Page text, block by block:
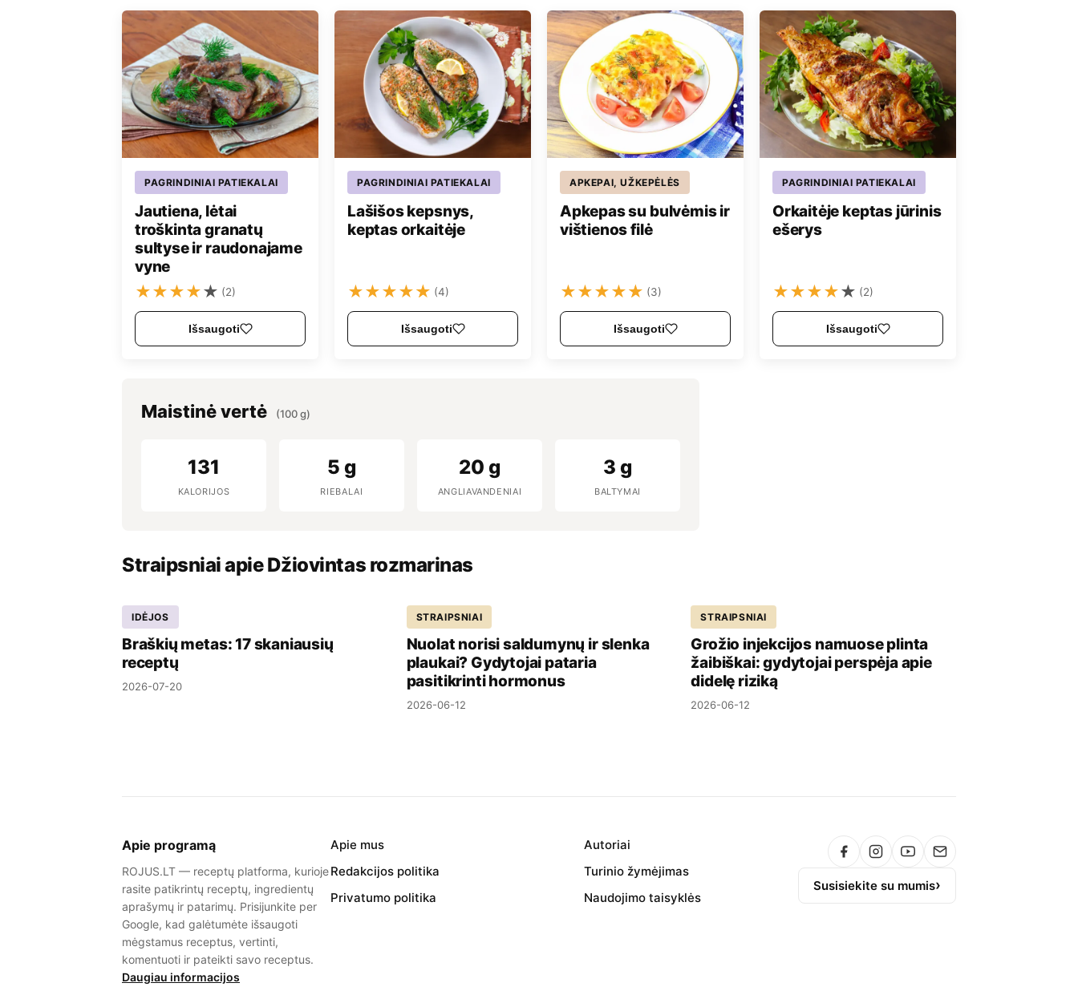
PAGRINDINIAI PATIEKALAI
Jautiena, lėtai
troškinta granatų
sultyse ir raudonajame
vyne
★★★★★ (2)
Išsaugoti
PAGRINDINIAI PATIEKALAI
Lašišos kepsnys,
keptas orkaitėje
★★★★★ (4)
Išsaugoti
APKEPAI, UŽKEPĖLĖS
Apkepas su bulvėmis ir
vištienos filė
★★★★★ (3)
Išsaugoti
PAGRINDINIAI PATIEKALAI
Orkaitėje keptas jūrinis
ešerys
★★★★★ (2)
Išsaugoti
Maistinė vertė (100 g)
131
KALORIJOS
5 g
RIEBALAI
20 g
ANGLIAVANDENIAI
3 g
BALTYMAI
Straipsniai apie Džiovintas rozmarinas
IDĖJOS
Braškių metas: 17 skaniausių
receptų
2026-07-20
STRAIPSNIAI
Nuolat norisi saldumynų ir slenka
plaukai? Gydytojai pataria
pasitikrinti hormonus
2026-06-12
STRAIPSNIAI
Grožio injekcijos namuose plinta
žaibiškai: gydytojai perspėja apie
didelę riziką
2026-06-12
Apie programą
ROJUS.LT — receptų platforma, kurioje
rasite patikrintų receptų, ingredientų
aprašymų ir patarimų. Prisijunkite per
Google, kad galėtumėte išsaugoti
mėgstamus receptus, vertinti,
komentuoti ir pateikti savo receptus.
Daugiau informacijos
Apie mus
Autoriai
Redakcijos politika
Turinio žymėjimas
Privatumo politika
Naudojimo taisyklės
Susisiekite su mumis